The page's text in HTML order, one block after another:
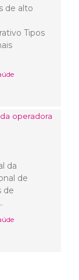
de alto
Tipos
da
de
de